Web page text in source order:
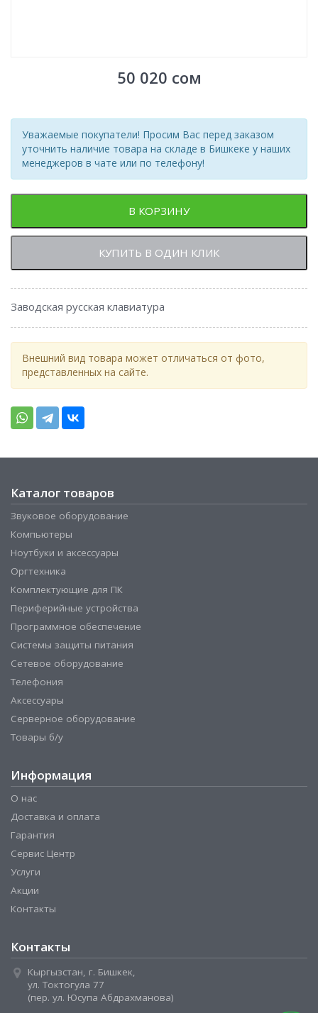
50 020 сом
Уважаемые покупатели! Просим Вас перед заказом
уточнить наличие товара на складе в Бишкеке у наших
менеджеров в чате или по телефону!
В КОРЗИНУ
КУПИТЬ В ОДИН КЛИК
Заводская русская клавиатура
Внешний вид товара может отличаться от фото,
представленных на сайте.
Каталог товаров
Звуковое оборудование
Компьютеры
Ноутбуки и аксессуары
Оргтехника
Комплектующие для ПК
Периферийные устройства
Программное обеспечение
Системы защиты питания
Сетевое оборудование
Телефония
Аксессуары
Серверное оборудование
Товары б/у
Информация
О нас
Доставка и оплата
Гарантия
Сервис Центр
Услуги
Акции
Контакты
Контакты
Кыргызстан, г. Бишкек,
ул. Токтогула 77
(пер. ул. Юсупа Абдрахманова)